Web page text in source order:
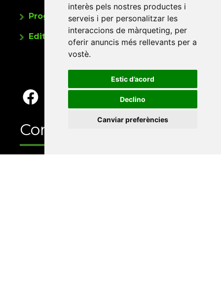
interès pels nostres productes i
serveis i per personalitzar les
interaccions de màrqueting, per
oferir anuncis més rellevants per a
vostè.
Estic d’acord
Declino
Canviar preferències
Programa de publicacions
Editorials universitàries a Twitter
Contacte